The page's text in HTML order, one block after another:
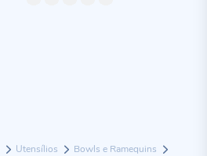
Utensílios Bowls e Ramequins